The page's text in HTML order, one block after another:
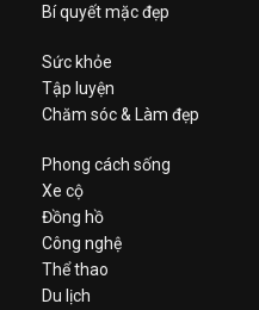
Bí quyết mặc đẹp
Sức khỏe
Tập luyện
Chăm sóc & Làm đẹp
Phong cách sống
Xe cộ
Đồng hồ
Công nghệ
Thể thao
Du lịch